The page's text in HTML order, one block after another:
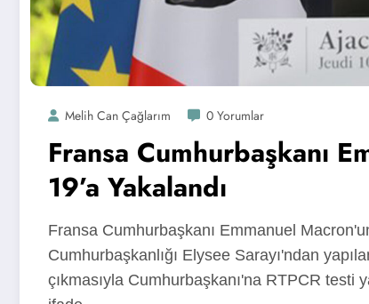
Melih Can Çağlarım 0 Yorumlar
Fransa Cumhurbaşkanı
19’a Yakalandı
Fransa Cumhurbaşkanı Emmanuel
Cumhurbaşkanlığı Elysee Sarayı'ndan
çıkmasıyla Cumhurbaşkanı'na RTPCR testi